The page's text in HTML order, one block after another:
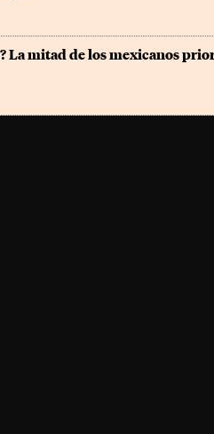
La mitad de los mexicanos